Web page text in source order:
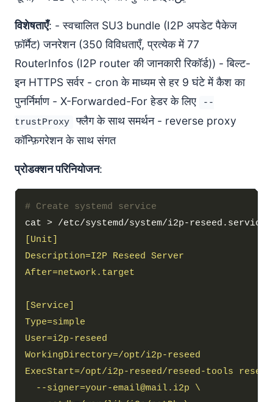
विशेषताएँ: - स्वचालित SU3 bundle (I2P अपडेट पैकेज
फ़ॉर्मैट) जनरेशन (350 विविधताएँ, प्रत्येक में 77
RouterInfos (I2P router की जानकारी रिकॉर्ड)) - बिल्ट-
इन HTTPS सर्वर - cron के माध्यम से हर 9 घंटे में कैश का
पुनर्निर्माण - X-Forwarded-For हेडर के लिए
--
trustProxy फ्लैग के साथ समर्थन - reverse proxy
कॉन्फ़िगरेशन के साथ संगत
प्रोडक्शन परिनियोजन:
# Create systemd service
cat > /etc/systemd/system/i2p-reseed.service